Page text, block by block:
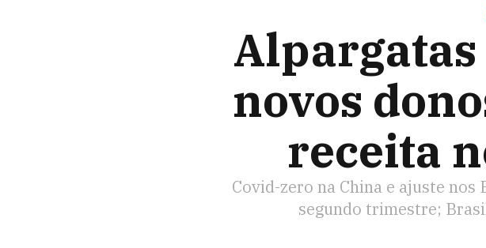
novos
receita
Covid-zero na China e ajuste nos
segundo trimestre;